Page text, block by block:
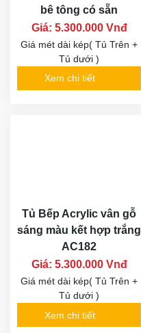
bê tông có sẵn
Giá: 5.300.000 Vnđ
Giá mét dài kép( Tủ Trên +
Tủ dưới )
Xem chi tiết
Tủ Bếp Acrylic vân gỗ
sáng màu kết hợp trắng
AC182
Giá: 5.300.000 Vnđ
Giá mét dài kép( Tủ Trên +
Tủ dưới )
Xem chi tiết